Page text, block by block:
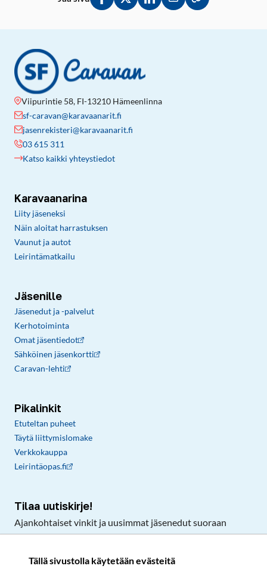
Tällä sivustolla käytetään evästeitä
Jaa Facebookissa
Jaa Twitterissä
Jaa LinkedInissä
Jaa sähköpostitse
Kopioi linkki
Viipurintie 58, FI-13210 Hämeenlinna
sf-caravan@karavaanarit.fi
jasenrekisteri@karavaanarit.fi
03 615 311
Katso kaikki yhteystiedot
Karavaanarina
Liity jäseneksi
Näin aloitat harrastuksen
Vaunut ja autot
Leirintämatkailu
Jäsenille
Jäsenedut ja -palvelut
Kerhotoiminta
Omat jäsentiedot
Sähköinen jäsenkortti
Caravan-lehti
Pikalinkit
Etuteltan puheet
Täytä liittymislomake
Verkkokauppa
Leirintäopas.fi
Tilaa uutiskirje!
Ajankohtaiset vinkit ja uusimmat jäsenedut suoraan